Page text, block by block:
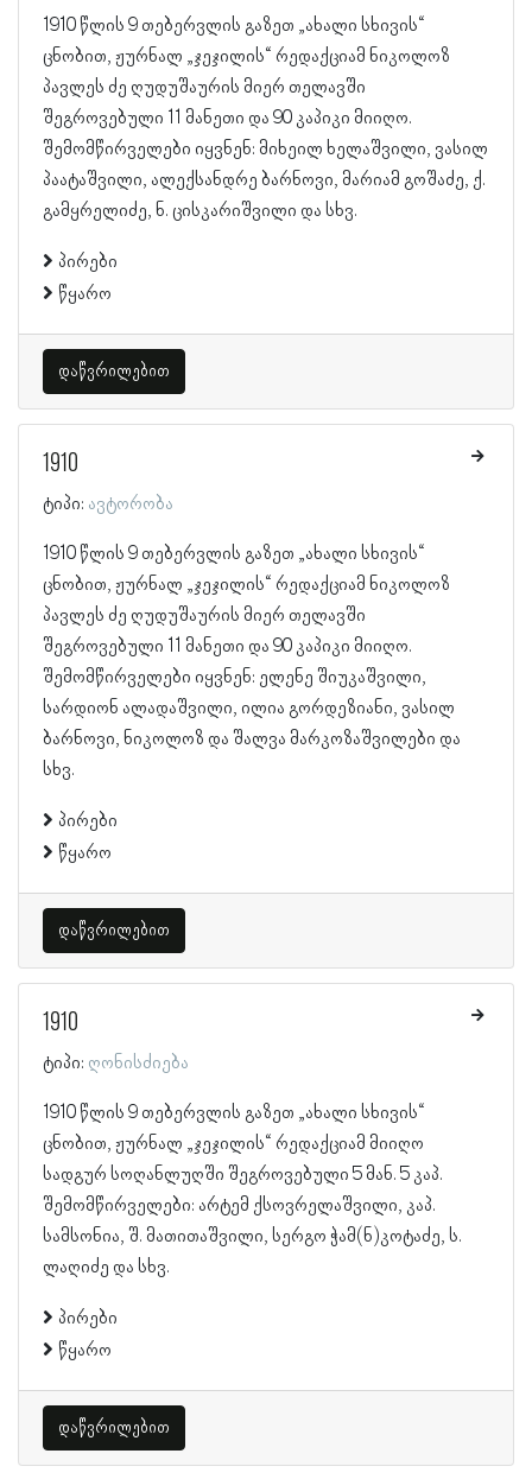
1910 წლის 9 თებერვლის გაზეთ „ახალი სხივის“
ცნობით, ჟურნალ „ჯეჯილის“ რედაქციამ ნიკოლოზ
პავლეს ძე ღუდუშაურის მიერ თელავში
შეგროვებული 11 მანეთი და 90 კაპიკი მიიღო.
შემომწირველები იყვნენ: მიხეილ ხელაშვილი, ვასილ
პაატაშვილი, ალექსანდრე ბარნოვი, მარიამ გოშაძე, ქ.
გამყრელიძე, ნ. ცისკარიშვილი და სხვ.
პირები
წყარო
დაწვრილებით
1910
ტიპი: ავტორობა
1910 წლის 9 თებერვლის გაზეთ „ახალი სხივის“
ცნობით, ჟურნალ „ჯეჯილის“ რედაქციამ ნიკოლოზ
პავლეს ძე ღუდუშაურის მიერ თელავში
შეგროვებული 11 მანეთი და 90 კაპიკი მიიღო.
შემომწირველები იყვნენ: ელენე შიუკაშვილი,
სარდიონ ალადაშვილი, ილია გორდეზიანი, ვასილ
ბარნოვი, ნიკოლოზ და შალვა მარკოზაშვილები და
სხვ.
პირები
წყარო
დაწვრილებით
1910
ტიპი: ღონისძიება
1910 წლის 9 თებერვლის გაზეთ „ახალი სხივის“
ცნობით, ჟურნალ „ჯეჯილის“ რედაქციამ მიიღო
სადგურ სოღანლუღში შეგროვებული 5 მან. 5 კაპ.
შემომწირველები: არტემ ქსოვრელაშვილი, კაპ.
სამსონია, შ. მათითაშვილი, სერგო ჭამ(ნ)კოტაძე, ს.
ლაღიძე და სხვ.
პირები
წყარო
დაწვრილებით